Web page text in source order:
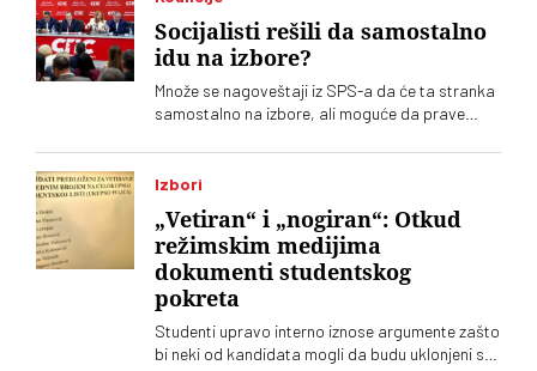
Socijalisti rešili da samostalno
idu na izbore?
Množe se nagoveštaji iz SPS-a da će ta stranka
samostalno na izbore, ali moguće da prave
Paralelno među socijalistima traje tihi rat o
odnosu prema naprednjacima
Izbori
„Vetiran“ i „nogiran“: Otkud
režimskim medijima
dokumenti studentskog
pokreta
Studenti upravo interno iznose argumente zašto
bi neki od kandidata mogli da budu uklonjeni sa